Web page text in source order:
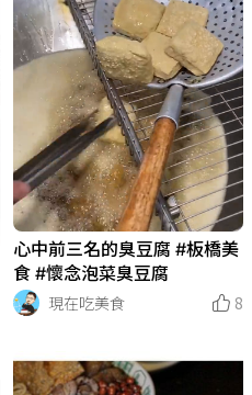
心中前三名的臭豆腐 #板橋美
食 #懷念泡菜臭豆腐
現在吃美食
8